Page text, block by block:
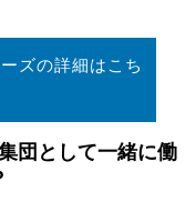
ズの詳細はこち
団として一緒に働